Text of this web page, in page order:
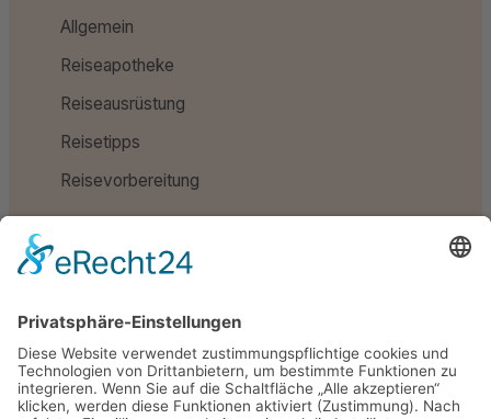
Allgemein
Reiseapotheke
Reiseausrüstung
Reisetipps
Reisevorbereitung
Schlagwörter